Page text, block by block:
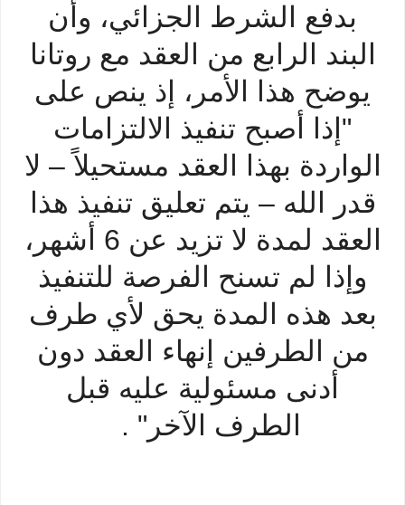
بدفع الشرط الجزائي، وأن
البند الرابع من العقد مع روتانا
يوضح هذا الأمر، إذ ينص على
"إذا أصبح تنفيذ الالتزامات
الواردة بهذا العقد مستحيلاً – لا
قدر الله – يتم تعليق تنفيذ هذا
العقد لمدة لا تزيد عن 6 أشهر،
وإذا لم تسنح الفرصة للتنفيذ
بعد هذه المدة يحق لأي طرف
من الطرفين إنهاء العقد دون
أدنى مسئولية عليه قبل
الطرف الآخر" .